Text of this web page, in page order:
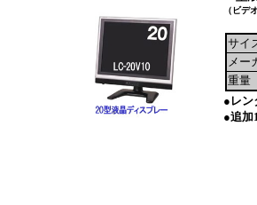
（ビデ
サイ
メー
重量
●レ
●追加